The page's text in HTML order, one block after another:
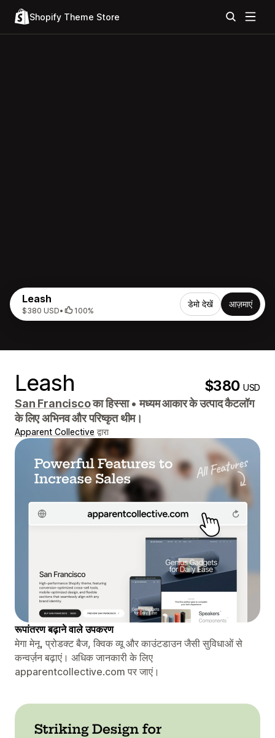
Shopify Theme Store
Leash
$380 USD• 100%
डेमो देखें आज़माएं
Leash $380USD
San Franciscoका हिस्सा• मध्यम आकार के उत्पाद कैटलॉग
के लिए अभिनव और परिष्कृत थीम।
Apparent Collective द्वारा
रूपांतरण बढ़ाने वाले उपकरण
मेगा मेनू, प्रोडक्ट बैज, क्विक व्यू और काउंटडाउन जैसी सुविधाओं से
कन्वर्ज़न बढ़ाएं। अधिक जानकारी के लिए
apparentcollective.com पर जाएं।